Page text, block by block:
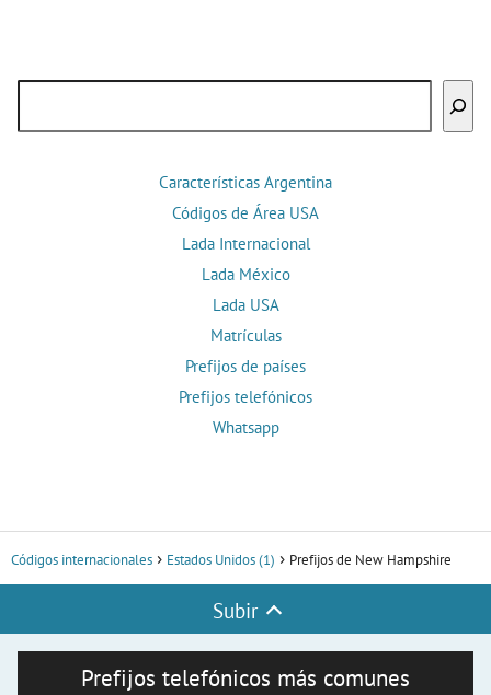
Características Argentina
Códigos de Área USA
Lada Internacional
Lada México
Lada USA
Matrículas
Prefijos de países
Prefijos telefónicos
Whatsapp
Códigos internacionales Estados Unidos (1) Prefijos de New Hampshire
Subir
Prefijos telefónicos más comunes